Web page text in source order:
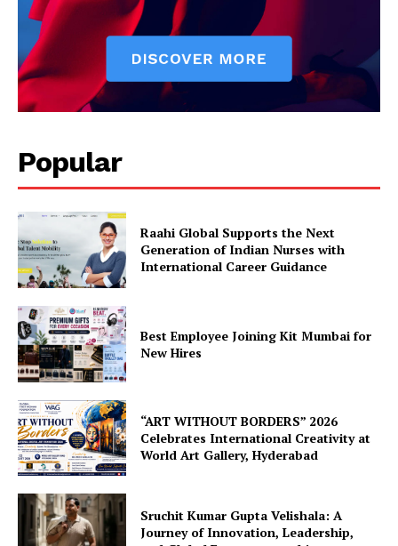
Popular
Raahi Global Supports the Next
Generation of Indian Nurses with
International Career Guidance
Best Employee Joining Kit Mumbai for
New Hires
“ART WITHOUT BORDERS” 2026
Celebrates International Creativity at
World Art Gallery, Hyderabad
Sruchit Kumar Gupta Velishala: A
Journey of Innovation, Leadership,